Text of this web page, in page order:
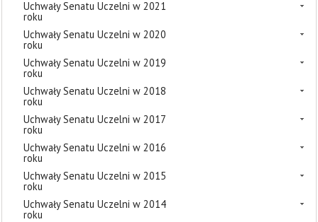
Uchwały Senatu Uczelni w 2021
roku
Uchwały Senatu Uczelni w 2020
roku
Uchwały Senatu Uczelni w 2019
roku
Uchwały Senatu Uczelni w 2018
roku
Uchwały Senatu Uczelni w 2017
roku
Uchwały Senatu Uczelni w 2016
roku
Uchwały Senatu Uczelni w 2015
roku
Uchwały Senatu Uczelni w 2014
roku